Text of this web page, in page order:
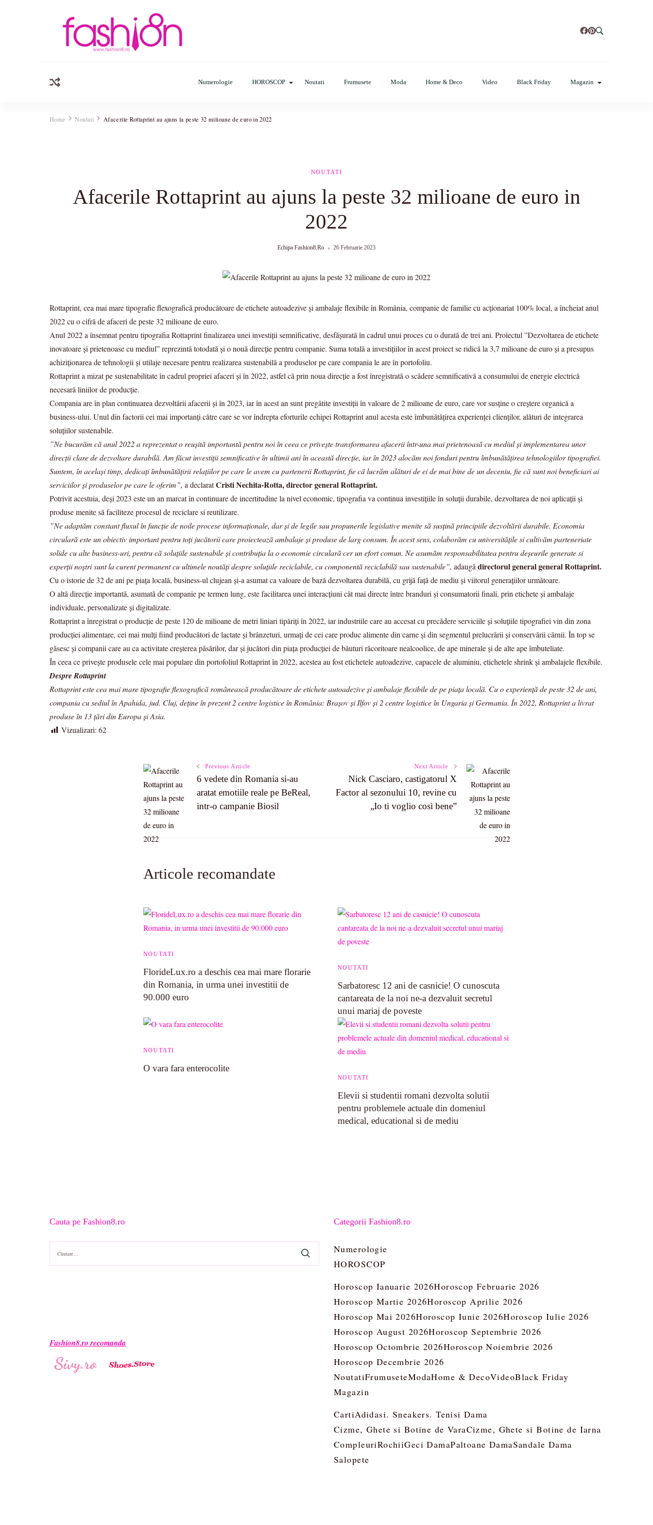
Numerologie HOROSCOP Noutati Frumusete Moda Home & Deco Video Black Friday Magazin
Home Noutati Afacerile Rottaprint au ajuns la peste 32 milioane de euro in 2022
NOUTATI
Afacerile Rottaprint au ajuns la peste 32 milioane de euro in
2022
Echipa Fashion8.ro 26 Februarie 2023
Rottaprint, cea mai mare tipografie flexografică producătoare de etichete autoadezive și ambalaje flexibile în România, companie de familie cu acționariat 100% local, a încheiat anul
2022 cu o cifră de afaceri de peste 32 milioane de euro.
Anul 2022 a însemnat pentru tipografia Rottaprint finalizarea unei investiții semnificative, desfășurată în cadrul unui proces cu o durată de trei ani. Proiectul ”Dezvoltarea de etichete
inovatoare și prietenoase cu mediul” reprezintă totodată și o nouă direcție pentru companie. Suma totală a investițiilor în acest proiect se ridică la 3,7 milioane de euro și a presupus
achiziționarea de tehnologii și utilaje necesare pentru realizarea sustenabilă a produselor pe care compania le are în portofoliu.
Rottaprint a mizat pe sustenabilitate în cadrul propriei afaceri și în 2022, astfel că prin noua direcție a fost înregistrată o scădere semnificativă a consumului de energie electrică
necesară liniilor de producție.
Compania are în plan continuarea dezvoltării afacerii și în 2023, iar în acest an sunt pregătite investiții în valoare de 2 milioane de euro, care vor susține o creștere organică a
business-ului. Unul din factorii cei mai importanți către care se vor îndrepta eforturile echipei Rottaprint anul acesta este îmbunătățirea experienței clienților, alături de integrarea
soluțiilor sustenabile.
”Ne bucurăm că anul 2022 a reprezentat o reușită importantă pentru noi în ceea ce privește transformarea afacerii într-una mai prietenoasă cu mediul și implementarea unor
direcții clare de dezvoltare durabilă. Am făcut investiții semnificative în ultimii ani în această direcție, iar în 2023 alocăm noi fonduri pentru îmbunătățirea tehnologiilor tipografiei.
Suntem, în același timp, dedicați îmbunătățirii relațiilor pe care le avem cu partenerii Rottaprint, fie că lucrăm alături de ei de mai bine de un deceniu, fie că sunt noi beneficiari ai
serviciilor și produselor pe care le oferim”, a declaratCristi Nechita-Rotta, director general Rottaprint.
Potrivit acestuia, deși 2023 este un an marcat în continuare de incertitudine la nivel economic, tipografia va continua investițiile în soluții durabile, dezvoltarea de noi aplicații și
produse menite să faciliteze procesul de reciclare si reutilizare.
”Ne adaptăm constant fluxul în funcție de noile procese informaționale, dar și de legile sau propunerile legislative menite să susțină principiile dezvoltării durabile. Economia
circulară este un obiectiv important pentru toți jucătorii care proiectează ambalaje și produse de larg consum. În acest sens, colaborăm cu universitățile si cultivăm parteneriate
solide cu alte business-uri, pentru că soluțiile sustenabile și contribuția la o economie circulară cer un efort comun. Ne asumăm responsabilitatea pentru deșeurile generate si
experții noștri sunt la curent permanent cu ultimele noutăți despre soluțiile reciclabile, cu componentă reciclabilă sau sustenabile”, adaugă directorul general general Rottaprint.
Cu o istorie de 32 de ani pe piața locală, business-ul clujean și-a asumat ca valoare de bază dezvoltarea durabilă, cu grijă față de mediu și viitorul generațiilor următoare.
O altă direcție importantă, asumată de companie pe termen lung, este facilitarea unei interacțiuni cât mai directe între branduri și consumatorii finali, prin etichete și ambalaje
individuale, personalizate și digitalizate.
Rottaprint a înregistrat o producție de peste 120 de milioane de metri liniari tipăriți în 2022, iar industriile care au accesat cu precădere serviciile și soluțiile tipografiei vin din zona
producției alimentare, cei mai mulți fiind producători de lactate și brânzeturi, urmați de cei care produc alimente din carne și din segmentul prelucrării și conservării cărnii. În top se
găsesc și companii care au ca activitate creșterea păsărilor, dar și jucători din piața producției de băuturi răcoritoare nealcoolice, de ape minerale și de alte ape îmbuteliate.
În ceea ce privește produsele cele mai populare din portofoliul Rottaprint în 2022, acestea au fost etichetele autoadezive, capacele de aluminiu, etichetele shrink și ambalajele flexibile.
Despre Rottaprint
Rottaprint este cea mai mare tipografie flexografică românească producătoare de etichete autoadezive și ambalaje flexibile de pe piața locală. Cu o experiență de peste 32 de ani,
compania cu sediul în Apahida, jud. Cluj, deține în prezent 2 centre logistice în România: Brașov și Ilfov și 2 centre logistice în Ungaria și Germania. În 2022, Rottaprint a livrat
produse în 13 țări din Europa și Asia.
Vizualizari: 62
Post
Navigation
Previous Article
6 vedete din Romania si-au
aratat emotiile reale pe BeReal,
intr-o campanie Biosil
Next Article
Nick Casciaro, castigatorul X
Factor al sezonului 10, revine cu
„Io ti voglio così bene”
Articole recomandate
NOUTATI
FlorideLux.ro a deschis cea mai mare florarie
din Romania, in urma unei investitii de
90.000 euro
NOUTATI
Sarbatoresc 12 ani de casnicie! O cunoscuta
cantareata de la noi ne-a dezvaluit secretul
unui mariaj de poveste
NOUTATI
O vara fara enterocolite
NOUTATI
Elevii si studentii romani dezvolta solutii
pentru problemele actuale din domeniul
medical, educational si de mediu
Cauta pe Fashion8.ro
Caută
după:
Fashion8.ro recomanda
Categorii Fashion8.ro
Numerologie
HOROSCOP
Horoscop Ianuarie 2026Horoscop Februarie 2026
Horoscop Martie 2026Horoscop Aprilie 2026
Horoscop Mai 2026Horoscop Iunie 2026Horoscop Iulie 2026
Horoscop August 2026Horoscop Septembrie 2026
Horoscop Octombrie 2026Horoscop Noiembrie 2026
Horoscop Decembrie 2026
NoutatiFrumuseteModaHome & DecoVideoBlack Friday
Magazin
CartiAdidasi. Sneakers. Tenisi Dama
Cizme, Ghete si Botine de VaraCizme, Ghete si Botine de Iarna
CompleuriRochiiGeci DamaPaltoane DamaSandale Dama
Salopete